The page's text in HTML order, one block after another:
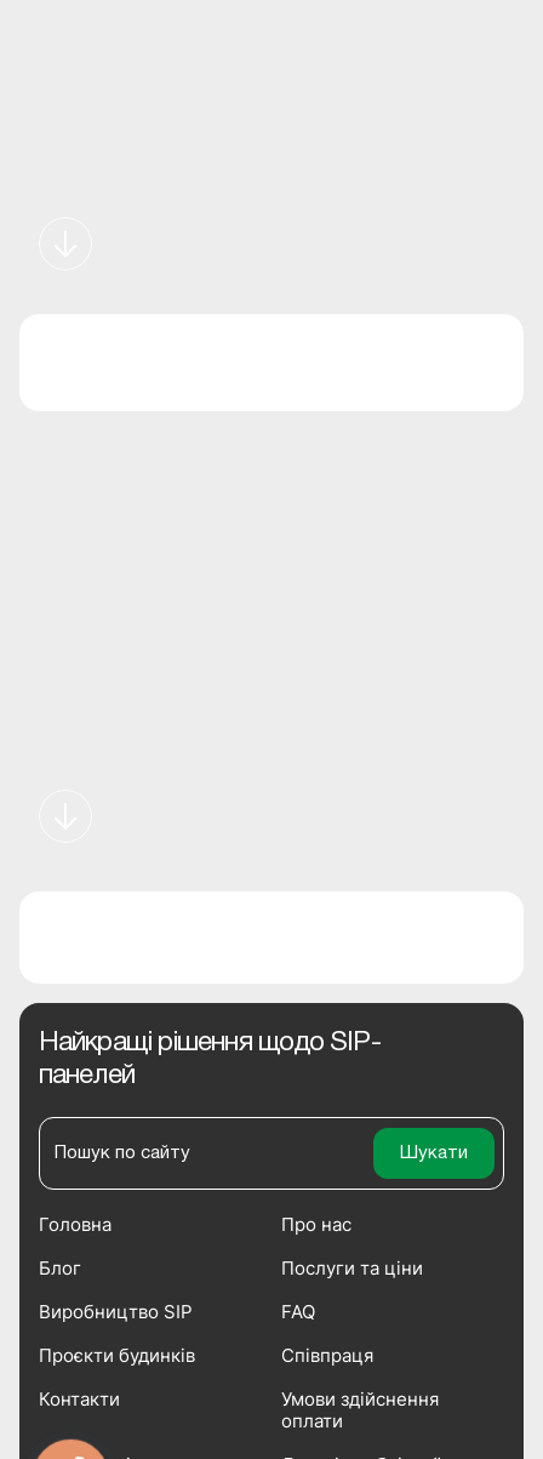
Найкращі рішення щодо SIP-
панелей
Головна
Про нас
Блог
Послуги та ціни
Виробництво SIP
FAQ
Проєкти будинків
Співпраця
Контакти
Умови здійснення
оплати